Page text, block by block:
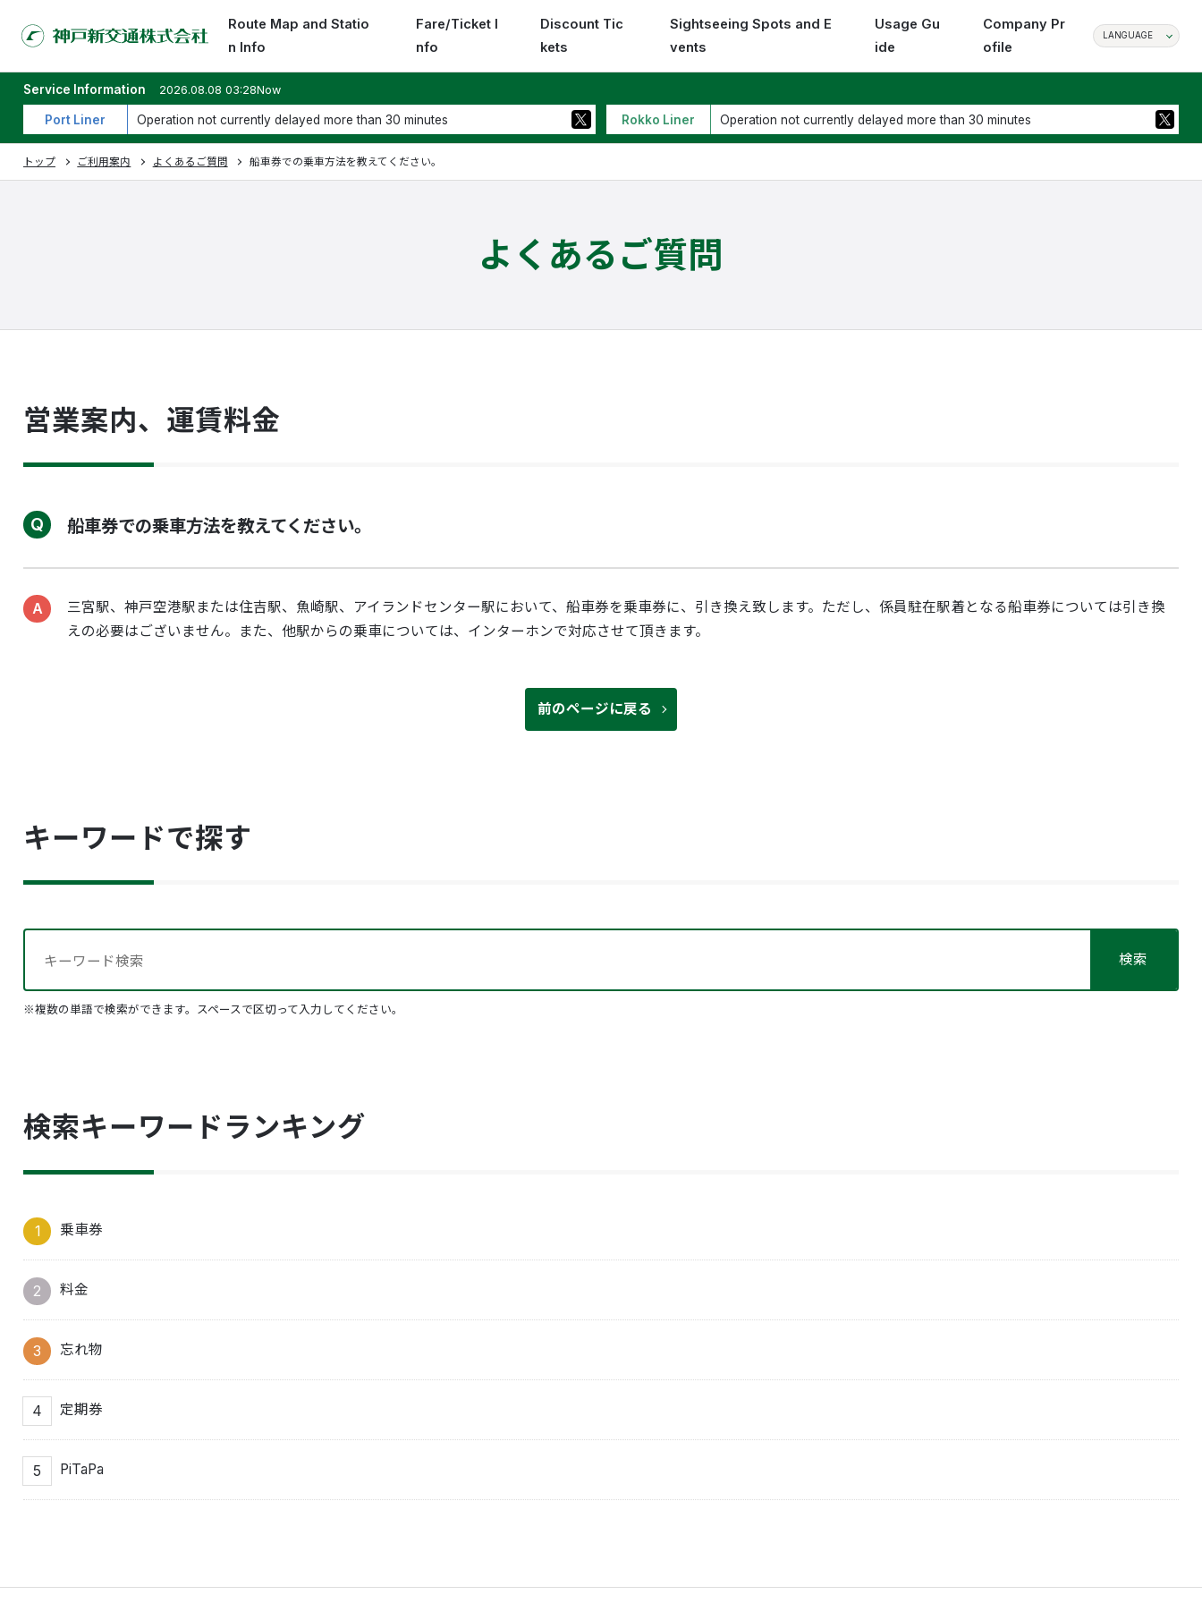
Route Map and Statio
n Info
Fare/Ticket I
nfo
Discount Tic
kets
Sightseeing Spots and E
vents
Usage Gu
ide
Company Pr
ofile
LANGUAGE
Service Information 2026.08.08 03:28Now
Port Liner Operation not currently delayed more than 30 minutes Rokko Liner Operation not currently delayed more than 30 minutes
トップ ご利用案内 よくあるご質問 船車券での乗車方法を教えてください。
よくあるご質問
営業案内、運賃料金
船車券での乗車方法を教えてください。
三宮駅、神戸空港駅または住吉駅、魚崎駅、アイランドセンター駅において、船車券を乗車券に、引き換え致します。ただし、係員駐在駅着となる船車券については引き換
えの必要はございません。また、他駅からの乗車については、インターホンで対応させて頂きます。
前のページに戻る
キーワードで探す
※複数の単語で検索ができます。スペースで区切って入力してください。
検索キーワードランキング
乗車券
料金
忘れ物
定期券
PiTaPa